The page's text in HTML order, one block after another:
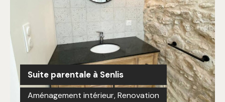
Suite parentale à Senlis
Aménagement intérieur,Renovation